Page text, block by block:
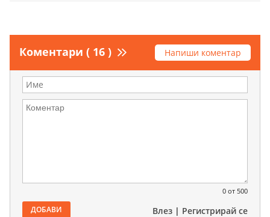
Коментари ( 16 ) Напиши коментар
0 от 500
ДОБАВИ Влез | Регистрирай се